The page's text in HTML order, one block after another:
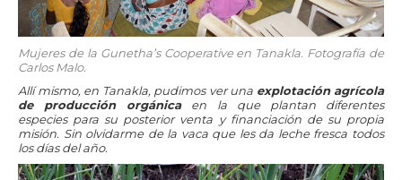
Mujeres de la Gunetha’s Cooperative en Tanakla. Fotografía de
Carlos Malo.
Allí mismo, en Tanakla, pudimos ver una explotación agrícola
de producción orgánicaen la que plantan diferentes
especies para su posterior venta y financiación de su propia
misión. Sin olvidarme de la vaca que les da leche fresca todos
los días del año.